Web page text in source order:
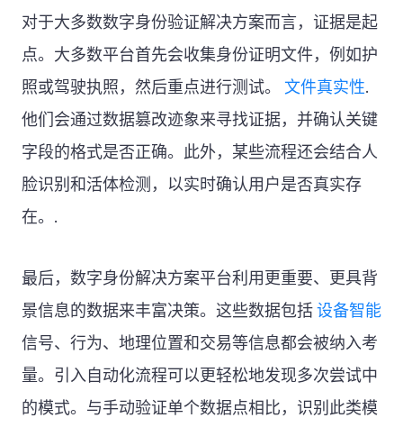
对于大多数数字身份验证解决方案而言，证据是起
点。大多数平台首先会收集身份证明文件，例如护
照或驾驶执照，然后重点进行测试。 文件真实性.
他们会通过数据篡改迹象来寻找证据，并确认关键
字段的格式是否正确。此外，某些流程还会结合人
脸识别和活体检测，以实时确认用户是否真实存
在。.
最后，数字身份解决方案平台利用更重要、更具背
景信息的数据来丰富决策。这些数据包括 设备智能
信号、行为、地理位置和交易等信息都会被纳入考
量。引入自动化流程可以更轻松地发现多次尝试中
的模式。与手动验证单个数据点相比，识别此类模